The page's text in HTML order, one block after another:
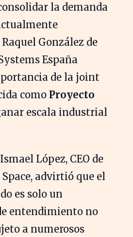
la demanda
González de
España
de la joint
como Proyecto
escala industrial
López, CEO de
advirtió que el
es solo un
entendimiento no
a numerosos